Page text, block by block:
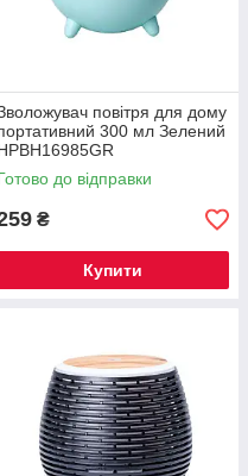
повітря для дому
300 мл Зелений
до відправки
₴
Купити